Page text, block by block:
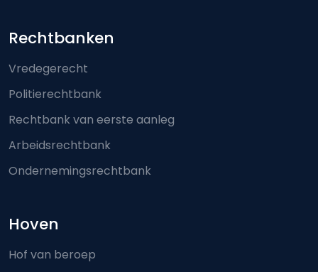
Footer-menu
Rechtbanken
Vredegerecht
Politierechtbank
Rechtbank van eerste aanleg
Arbeidsrechtbank
Ondernemingsrechtbank
Hoven
Hof van beroep